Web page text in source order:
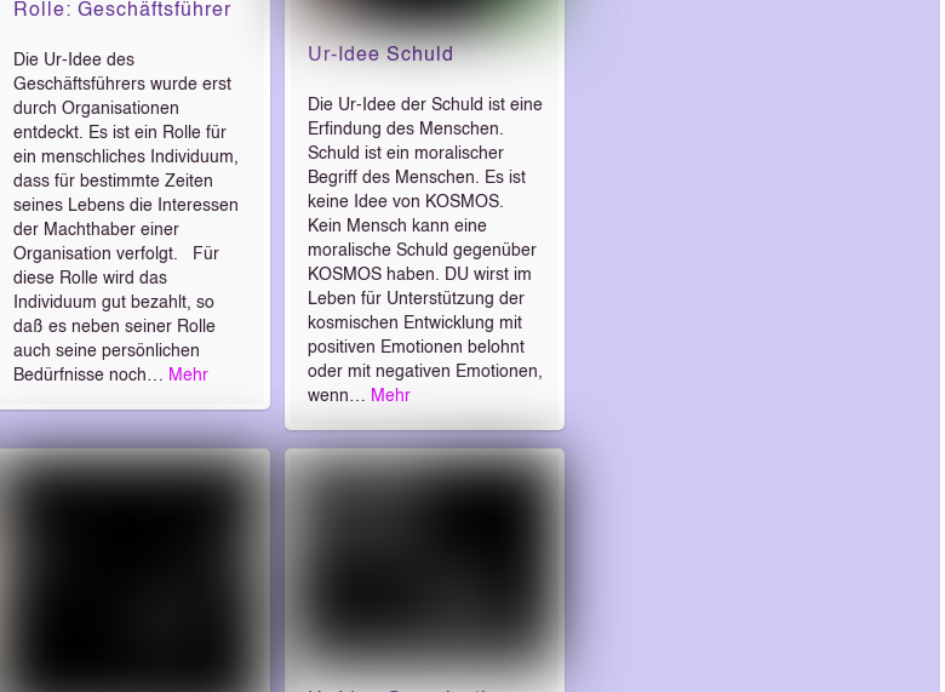
Rolle: Geschäftsführer
Die Ur-Idee des
Geschäftsführers wurde erst
durch Organisationen
entdeckt. Es ist ein Rolle für
ein menschliches Individuum,
dass für bestimmte Zeiten
seines Lebens die Interessen
der Machthaber einer
Organisation verfolgt. Für
diese Rolle wird das
Individuum gut bezahlt, so
daß es neben seiner Rolle
auch seine persönlichen
Bedürfnisse noch… Mehr
Ur-Idee Schuld
Die Ur-Idee der Schuld ist eine
Erfindung des Menschen.
Schuld ist ein moralischer
Begriff des Menschen. Es ist
keine Idee von KOSMOS.
Kein Mensch kann eine
moralische Schuld gegenüber
KOSMOS haben. DU wirst im
Leben für Unterstützung der
kosmischen Entwicklung mit
positiven Emotionen belohnt
oder mit negativen Emotionen,
wenn… Mehr